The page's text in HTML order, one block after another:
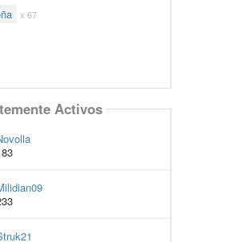
x 67
Activos